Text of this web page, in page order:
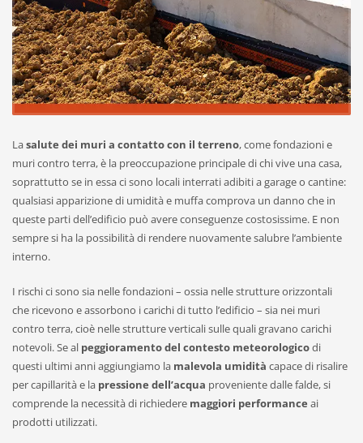
Lasalute dei muri a contatto con il terreno, come fondazioni e
muri contro terra, è la preoccupazione principale di chi vive una casa,
soprattutto se in essa ci sono locali interrati adibiti a garage o cantine:
qualsiasi apparizione di umidità e muffa comprova un danno che in
queste parti dell’edificio può avere conseguenze costosissime. E non
sempre si ha la possibilità di rendere nuovamente salubre l’ambiente
interno.
I rischi ci sono sia nelle fondazioni – ossia nelle strutture orizzontali
che ricevono e assorbono i carichi di tutto l’edificio – sia nei muri
contro terra, cioè nelle strutture verticali sulle quali gravano carichi
notevoli. Se al peggioramento del contesto meteorologicodi
questi ultimi anni aggiungiamo la malevola umidità capace di risalire
per capillarità e la pressione dell’acqua proveniente dalle falde, si
comprende la necessità di richiedere maggiori performance ai
prodotti utilizzati.